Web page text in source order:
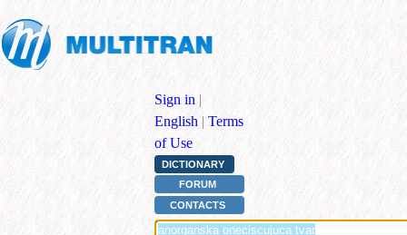
Sign in |
English | Terms
of Use
DICTIONARY
FORUM
CONTACTS